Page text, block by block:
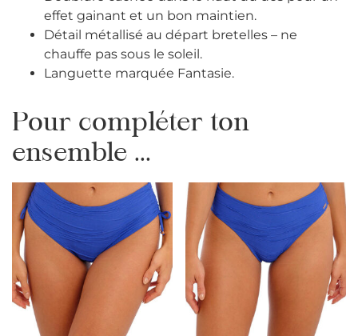
effet gainant et un bon maintien.
Détail métallisé au départ bretelles – ne
chauffe pas sous le soleil.
Languette marquée Fantasie.
Pour compléter ton
ensemble ...